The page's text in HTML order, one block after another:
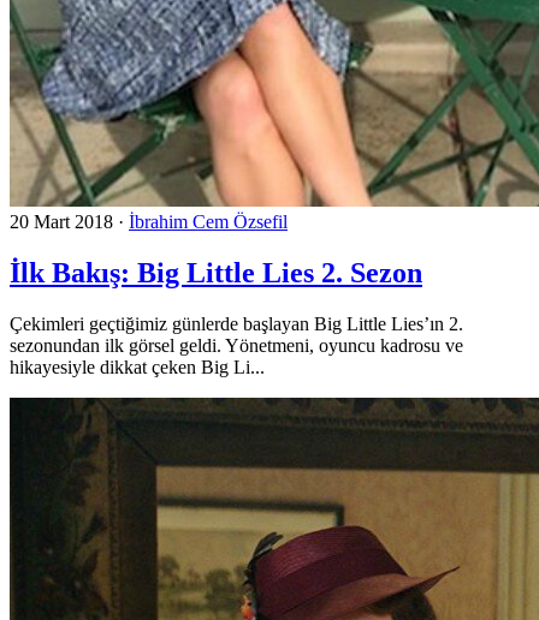
20 Mart 2018 · İbrahim Cem Özsefil
İlk Bakış: Big Little Lies 2. Sezon
Çekimleri geçtiğimiz günlerde başlayan Big Little Lies’ın 2.
sezonundan ilk görsel geldi. Yönetmeni, oyuncu kadrosu ve
hikayesiyle dikkat çeken Big Li...